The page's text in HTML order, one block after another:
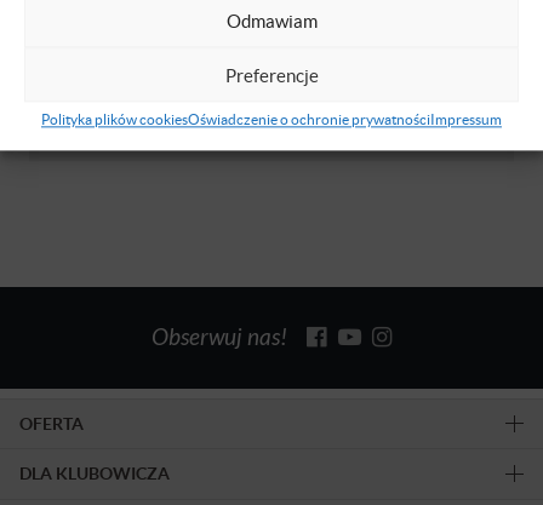
Odmawiam
Preferencje
Polityka plików cookiesOświadczenie o ochronie prywatnościImpressum
Lektor języka angielskiego z Serbii.
Dowiedz się więcej
Obserwuj nas!
OFERTA
DLA KLUBOWICZA